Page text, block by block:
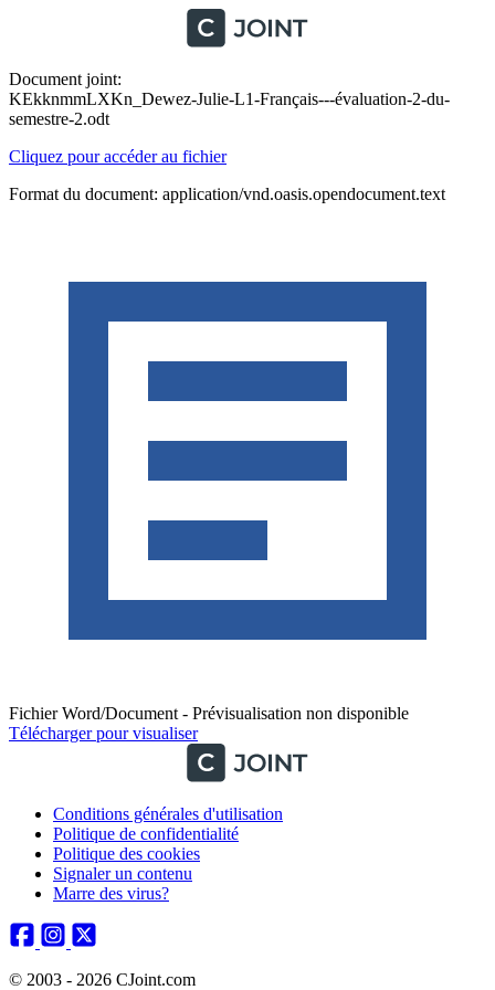
Document joint:
KEkknmmLXKn_Dewez-Julie-L1-Français---évaluation-2-du-
semestre-2.odt
Cliquez pour accéder au fichier
Format du document: application/vnd.oasis.opendocument.text
Fichier Word/Document - Prévisualisation non disponible
Télécharger pour visualiser
Conditions générales d'utilisation
Politique de confidentialité
Politique des cookies
Signaler un contenu
Marre des virus?
© 2003 - 2026 CJoint.com